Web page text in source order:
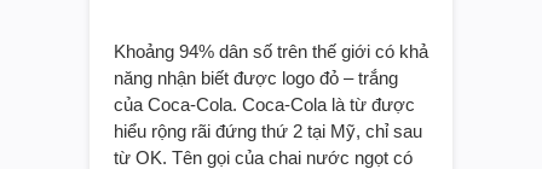
Khoảng 94% dân số trên thế giới có khả
năng nhận biết được logo đỏ – trắng
của Coca-Cola. Coca-Cola là từ được
hiểu rộng rãi đứng thứ 2 tại Mỹ, chỉ sau
từ OK. Tên gọi của chai nước ngọt có